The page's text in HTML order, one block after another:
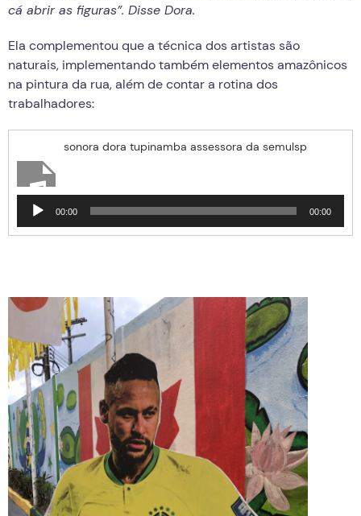
cá abrir as figuras”. Disse Dora.
Ela complementou que a técnica dos artistas são
naturais, implementando também elementos amazônicos
na pintura da rua, além de contar a rotina dos
trabalhadores:
sonora dora tupinamba assessora da semulsp
Tocador
áudio
00:00 00:00